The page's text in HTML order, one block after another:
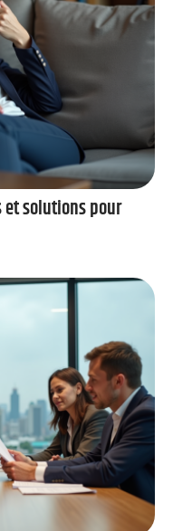
et solutions pour